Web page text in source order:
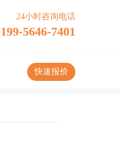
24小时咨询电话
199-5646-7401
快速报价